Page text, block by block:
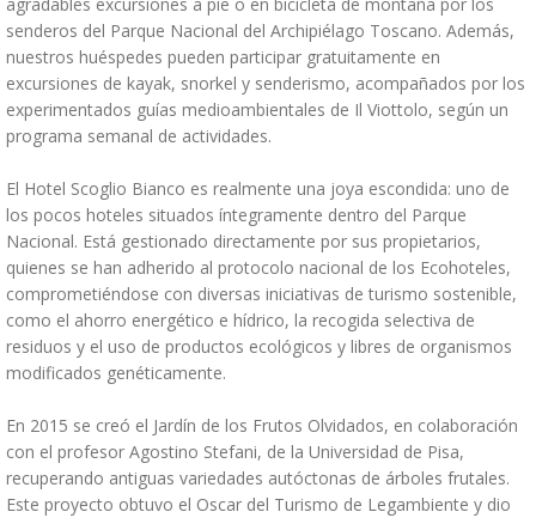
senderos del Parque Nacional del Archipiélago Toscano. Además,
nuestros huéspedes pueden participar gratuitamente en
excursiones de kayak, snorkel y senderismo, acompañados por los
experimentados guías medioambientales de Il Viottolo, según un
programa semanal de actividades.
El Hotel Scoglio Bianco es realmente una joya escondida: uno de
los pocos hoteles situados íntegramente dentro del Parque
Nacional. Está gestionado directamente por sus propietarios,
quienes se han adherido al protocolo nacional de los Ecohoteles,
comprometiéndose con diversas iniciativas de turismo sostenible,
como el ahorro energético e hídrico, la recogida selectiva de
residuos y el uso de productos ecológicos y libres de organismos
modificados genéticamente.
En 2015 se creó el Jardín de los Frutos Olvidados, en colaboración
con el profesor Agostino Stefani, de la Universidad de Pisa,
recuperando antiguas variedades autóctonas de árboles frutales.
Este proyecto obtuvo el Oscar del Turismo de Legambiente y dio